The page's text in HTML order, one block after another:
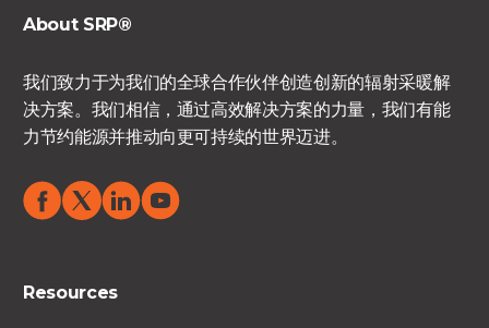
About SRP®
我们致力于为我们的全球合作伙伴创造创新的辐射采暖解
决方案。我们相信，通过高效解决方案的力量，我们有能
力节约能源并推动向更可持续的世界迈进。
Resources